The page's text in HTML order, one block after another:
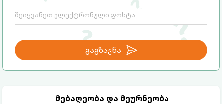
გაგზავნა
მებაღეობა და მეურნეობა
საფრთხისგან შორს მივყავართ.